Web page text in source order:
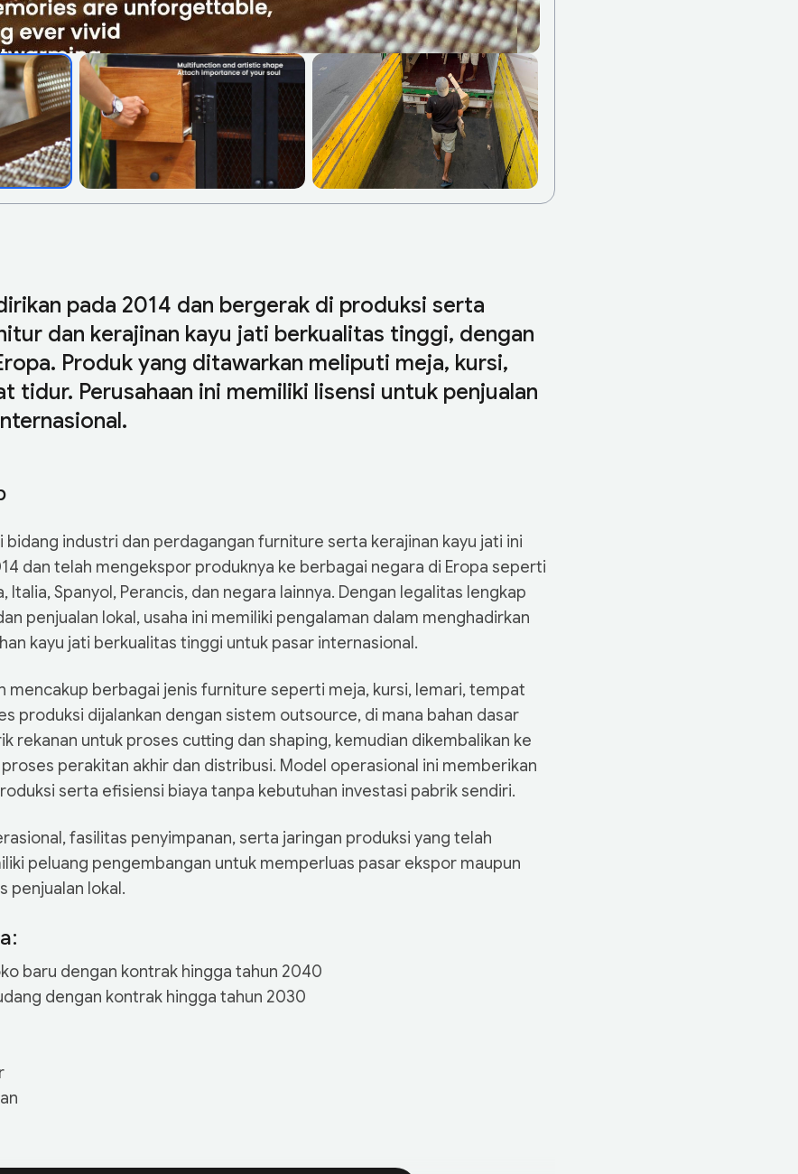
pada 2014 dan bergerak di produksi serta
dan kerajinan kayu jati berkualitas tinggi, dengan
Produk yang ditawarkan meliputi meja, kursi,
tidur. Perusahaan ini memiliki lisensi untuk penjualan
bidang industri dan perdagangan furniture serta kerajinan kayu jati ini
dan telah mengekspor produknya ke berbagai negara di Eropa seperti
Italia, Spanyol, Perancis, dan negara lainnya. Dengan legalitas lengkap
penjualan lokal, usaha ini memiliki pengalaman dalam menghadirkan
kayu jati berkualitas tinggi untuk pasar internasional.
mencakup berbagai jenis furniture seperti meja, kursi, lemari, tempat
produksi dijalankan dengan sistem outsource, di mana bahan dasar
rekanan untuk proses cutting dan shaping, kemudian dikembalikan ke
perakitan akhir dan distribusi. Model operasional ini memberikan
serta efisiensi biaya tanpa kebutuhan investasi pabrik sendiri.
fasilitas penyimpanan, serta jaringan produksi yang telah
peluang pengembangan untuk memperluas pasar ekspor maupun
penjualan lokal.
baru dengan kontrak hingga tahun 2040
dengan kontrak hingga tahun 2030